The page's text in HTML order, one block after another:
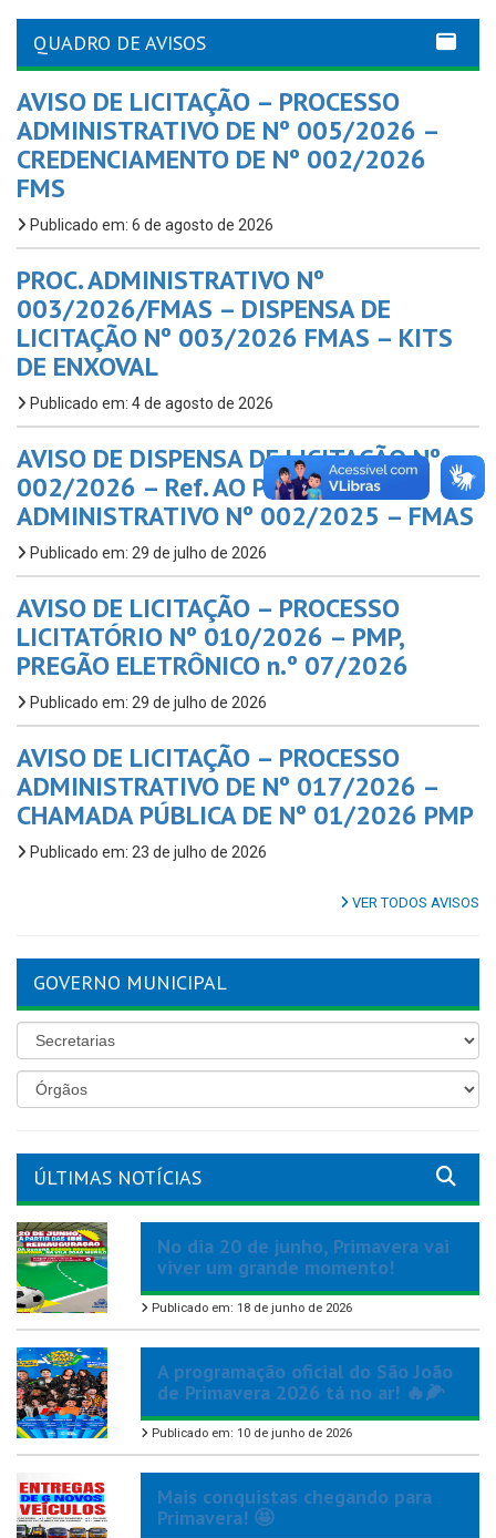
QUADRO DE AVISOS
AVISO DE LICITAÇÃO – PROCESSO
ADMINISTRATIVO DE Nº 005/2026 –
CREDENCIAMENTO DE Nº 002/2026
FMS
Publicado em: 6 de agosto de 2026
PROC. ADMINISTRATIVO Nº
003/2026/FMAS – DISPENSA DE
LICITAÇÃO Nº 003/2026 FMAS – KITS
DE ENXOVAL
Publicado em: 4 de agosto de 2026
AVISO DE DISPENSA DE LICITAÇÃO Nº
002/2026 – Ref. AO PROC.
ADMINISTRATIVO Nº 002/2025 – FMAS
Publicado em: 29 de julho de 2026
AVISO DE LICITAÇÃO – PROCESSO
LICITATÓRIO Nº 010/2026 – PMP,
PREGÃO ELETRÔNICO n.º 07/2026
Publicado em: 29 de julho de 2026
AVISO DE LICITAÇÃO – PROCESSO
ADMINISTRATIVO DE Nº 017/2026 –
CHAMADA PÚBLICA DE Nº 01/2026 PMP
Publicado em: 23 de julho de 2026
VER TODOS AVISOS
GOVERNO MUNICIPAL
ÚLTIMAS NOTÍCIAS
No dia 20 de junho, Primavera vai
viver um grande momento!
Publicado em: 18 de junho de 2026
A programação oficial do São João
de Primavera 2026 tá no ar! 🔥🌽
Publicado em: 10 de junho de 2026
Mais conquistas chegando para
Primavera! 🤩